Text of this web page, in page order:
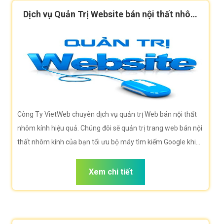
Dịch vụ Quản Trị Website bán nội thất nhôm
Công Ty VietWeb chuyên dịch vụ quản trị Web bán nội thất
nhôm kính hiệu quả. Chúng đôi sẽ quản trị trang web bán nội
thất nhôm kính của bạn tối ưu bộ máy tìm kiếm Google khi
Xem chi tiết